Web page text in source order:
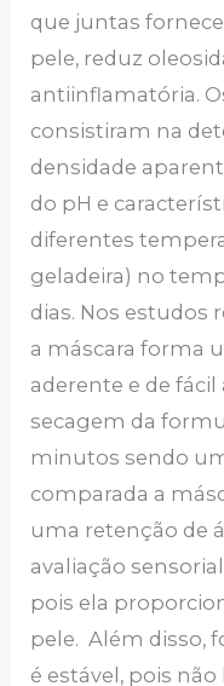
que juntas
pele, reduz
antiinflamatória.
consistiram na
densidade
do pH e
diferentes
geladeira) no
dias. Nos estudos
a máscara forma
aderente e de
secagem da
minutos sendo
comparada a
uma retenção de
avaliação
pois ela
pele. Além disso,
é estável, pois